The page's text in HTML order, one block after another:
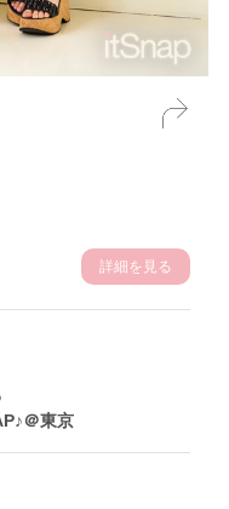
詳細を見る
＠東京